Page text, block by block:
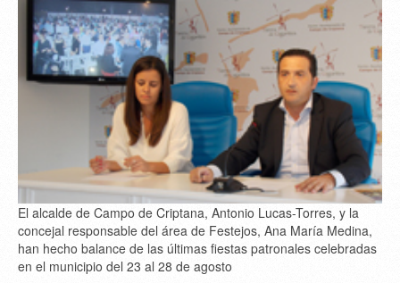
El alcalde de Campo de Criptana, Antonio Lucas-Torres, y la
concejal responsable del área de Festejos, Ana María Medina,
han hecho balance de las últimas fiestas patronales celebradas
en el municipio del 23 al 28 de agosto